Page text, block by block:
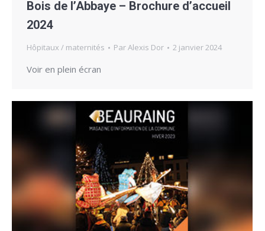
Bois de l’Abbaye – Brochure d’accueil
2024
Hôpitaux / maternités ParAlexis Dor 2 janvier 2024
Voir en plein écran